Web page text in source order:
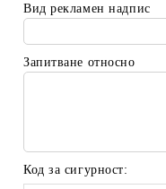
Вид рекламен надпис
Запитване относно
Код за сигурност: